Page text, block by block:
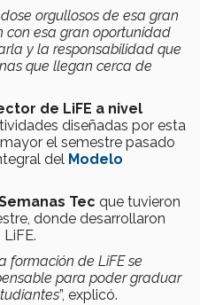
orgullosos de esa gran
con esa gran oportunidad
y la responsabilidad que
que llegan cerca de
de LiFE a nivel
diseñadas por esta
el semestre pasado
del Modelo
Tec que tuvieron
donde desarrollaron
formación de LiFE se
para poder graduar
”, explicó.